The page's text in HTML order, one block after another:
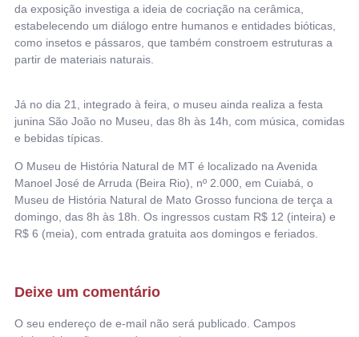
da exposição investiga a ideia de cocriação na cerâmica,
estabelecendo um diálogo entre humanos e entidades bióticas,
como insetos e pássaros, que também constroem estruturas a
partir de materiais naturais.
Já no dia 21, integrado à feira, o museu ainda realiza a festa
junina São João no Museu, das 8h às 14h, com música, comidas
e bebidas típicas.
O Museu de História Natural de MT é localizado na Avenida
Manoel José de Arruda (Beira Rio), nº 2.000, em Cuiabá, o
Museu de História Natural de Mato Grosso funciona de terça a
domingo, das 8h às 18h. Os ingressos custam R$ 12 (inteira) e
R$ 6 (meia), com entrada gratuita aos domingos e feriados.
Deixe um comentário
O seu endereço de e-mail não será publicado. Campos